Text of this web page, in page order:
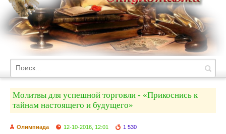
Молитвы для успешной торговли - «Прикоснись к
тайнам настоящего и будущего»
Олимпиада 12-10-2016, 12:01 1 530